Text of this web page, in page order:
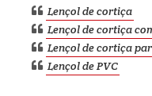
Lençol de cortiça
Lençol de cortiça
Lençol de cortiça
Lençol de PVC